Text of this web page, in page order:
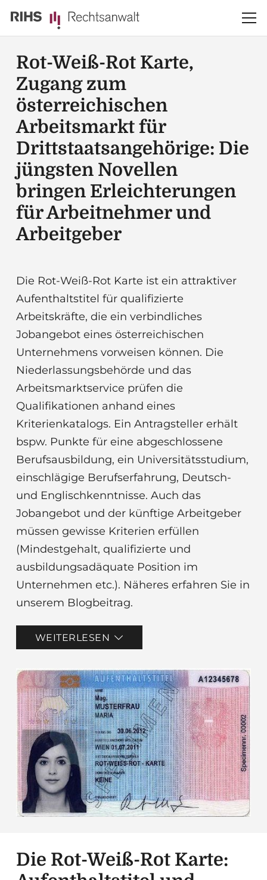
Rot-Weiß-Rot Karte,
Zugang zum
österreichischen
Arbeitsmarkt für
Drittstaatsangehörige: Die
jüngsten Novellen
bringen Erleichterungen
für Arbeitnehmer und
Arbeitgeber
Die Rot-Weiß-Rot Karte ist ein attraktiver
Aufenthaltstitel für qualifizierte
Arbeitskräfte, die ein verbindliches
Jobangebot eines österreichischen
Unternehmens vorweisen können. Die
Niederlassungsbehörde und das
Arbeitsmarktservice prüfen die
Qualifikationen anhand eines
Kriterienkatalogs. Ein Antragsteller erhält
bspw. Punkte für eine abgeschlossene
Berufsausbildung, ein Universitätsstudium,
einschlägige Berufserfahrung, Deutsch-
und Englischkenntnisse. Auch das
Jobangebot und der künftige Arbeitgeber
müssen gewisse Kriterien erfüllen
(Mindestgehalt, qualifizierte und
ausbildungsadäquate Position im
Unternehmen etc.). Näheres erfahren Sie in
unserem Blogbeitrag.
WEITERLESEN
Die Rot-Weiß-Rot Karte: